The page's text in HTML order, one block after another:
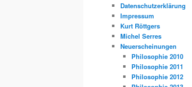
Datenschutzerklärung
Impressum
Kurt Röttgers
Michel Serres
Neuerscheinungen
Philosophie 2010
Philosophie 2011
Philosophie 2012